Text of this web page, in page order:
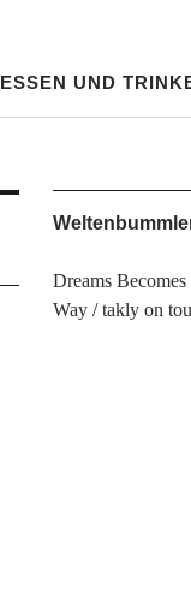
ESSEN UND
Dreams
Way
takly on